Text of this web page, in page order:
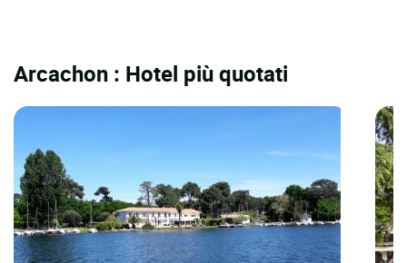
Arcachon : Hotel più quotati